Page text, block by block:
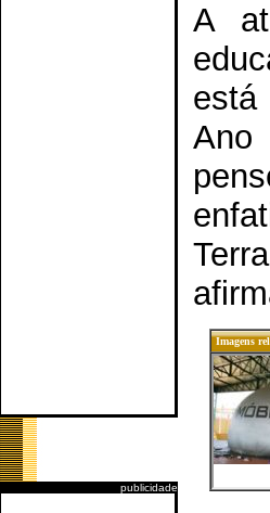
publicidade
A
está
Ano
Imagens